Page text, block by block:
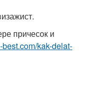
причесок и
kak-delat-